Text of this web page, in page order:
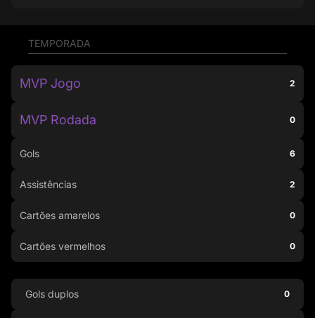
TEMPORADA
MVP Jogo 2
MVP Rodada 0
Gols 6
Assistências 2
Cartões amarelos 0
Cartões vermelhos 0
Gols duplos 0